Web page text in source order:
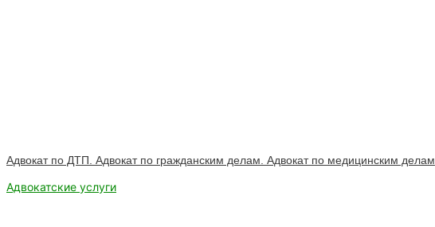
Адвокат по ДТП. Адвокат по гражданским делам. Адвокат по медицинским делам
Адвокатские услуги